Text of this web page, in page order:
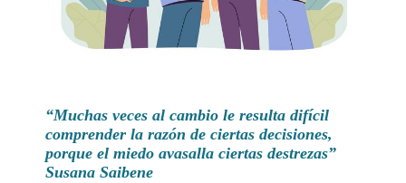
“Muchas veces al cambio le resulta difícil
comprender la razón de ciertas decisiones,
porque el miedo avasalla ciertas destrezas”
Susana Saibene